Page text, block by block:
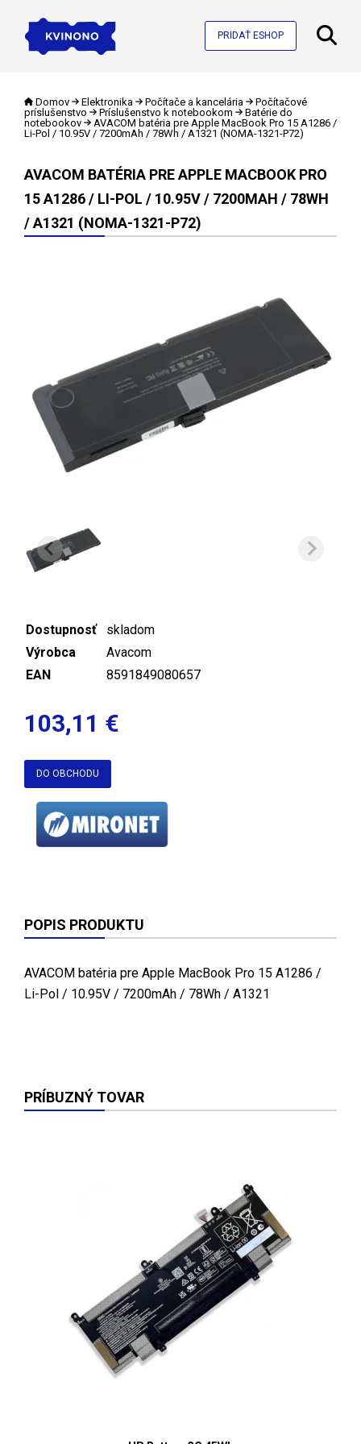
PRIDAŤ ESHOP
Domov Elektronika Počítače a kancelária
Počítačové
príslušenstvo
Príslušenstvo k notebookom
Batérie do
notebookov
AVACOM batéria pre Apple MacBook Pro 15 A1286 /
Li-Pol / 10.95V / 7200mAh / 78Wh / A1321 (NOMA-1321-P72)
AVACOM BATÉRIA PRE APPLE MACBOOK PRO
15 A1286 / LI-POL / 10.95V / 7200MAH / 78WH
/ A1321 (NOMA-1321-P72)
Dostupnosť
skladom
Výrobca
Avacom
EAN
8591849080657
103,11 €
DO OBCHODU
POPIS PRODUKTU
AVACOM batéria pre Apple MacBook Pro 15 A1286 /
Li-Pol / 10.95V / 7200mAh / 78Wh / A1321
PRÍBUZNÝ TOVAR